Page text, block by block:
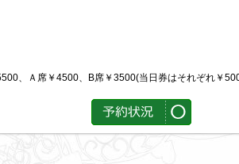
、Ａ席￥4500、B席￥3500(当日券はそれぞれ￥